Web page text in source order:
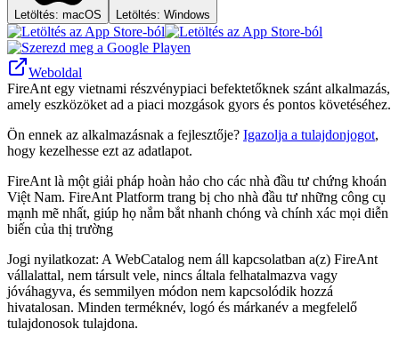
Letöltés: macOS Letöltés: Windows
Weboldal
FireAnt egy vietnami részvénypiaci befektetőknek szánt alkalmazás,
amely eszközöket ad a piaci mozgások gyors és pontos követéséhez.
Ön ennek az alkalmazásnak a fejlesztője? Igazolja a tulajdonjogot,
hogy kezelhesse ezt az adatlapot.
FireAnt là một giải pháp hoàn hảo cho các nhà đầu tư chứng khoán
Việt Nam. FireAnt Platform trang bị cho nhà đầu tư những công cụ
mạnh mẽ nhất, giúp họ nắm bắt nhanh chóng và chính xác mọi diễn
biến của thị trường
Jogi nyilatkozat: A WebCatalog nem áll kapcsolatban a(z) FireAnt
vállalattal, nem társult vele, nincs általa felhatalmazva vagy
jóváhagyva, és semmilyen módon nem kapcsolódik hozzá
hivatalosan. Minden terméknév, logó és márkanév a megfelelő
tulajdonosok tulajdona.